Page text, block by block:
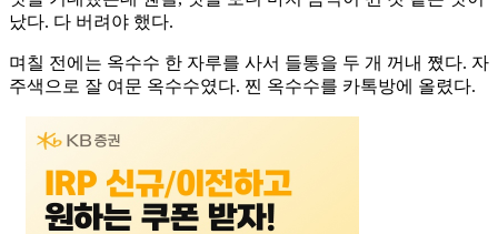
났다. 다 버려야 했다.
며칠 전에는 옥수수 한 자루를 사서 들통을 두 개 꺼내 쪘다. 자
주색으로 잘 여문 옥수수였다. 찐 옥수수를 카톡방에 올렸다.